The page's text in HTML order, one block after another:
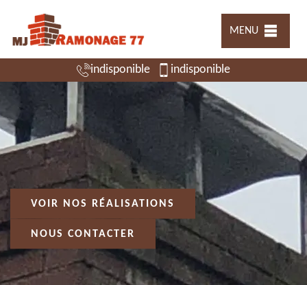
MENU
indisponible indisponible
VOIR NOS RÉALISATIONS
NOUS CONTACTER